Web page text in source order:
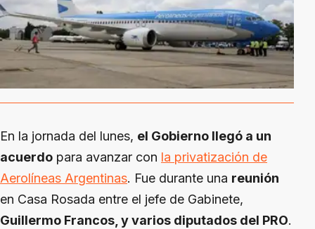
En la jornada del lunes, el Gobierno llegó a un
acuerdo para avanzar con la privatización de
Aerolíneas Argentinas. Fue durante una reunión
en Casa Rosada entre el jefe de Gabinete,
Guillermo Francos, y varios diputados del PRO.